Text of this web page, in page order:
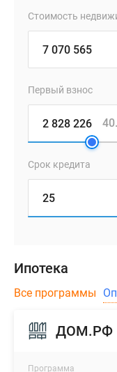
Стоимость
Первый взнос
Срок кредита
Ипотека
Все программы
ДОМ.РФ
Программа